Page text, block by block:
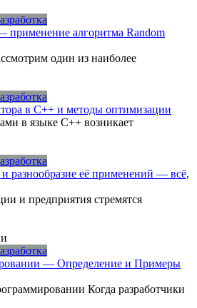
применение алгоритма Random
один из наиболее
в C++ и методы оптимизации
в языке C++ возникает
разнообразие её применений — всё,
и предприятия стремятся
— Определение и Примеры
Когда разработчики